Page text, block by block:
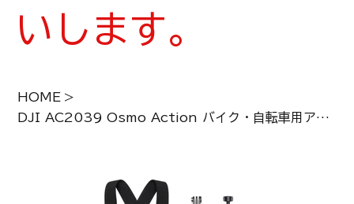
いします。
HOME >
DJI AC2039 Osmo Action バイク・自転車用アクセサリーキット